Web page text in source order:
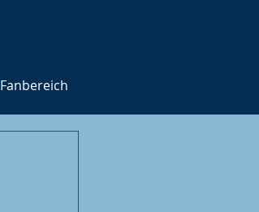
Fanbereich